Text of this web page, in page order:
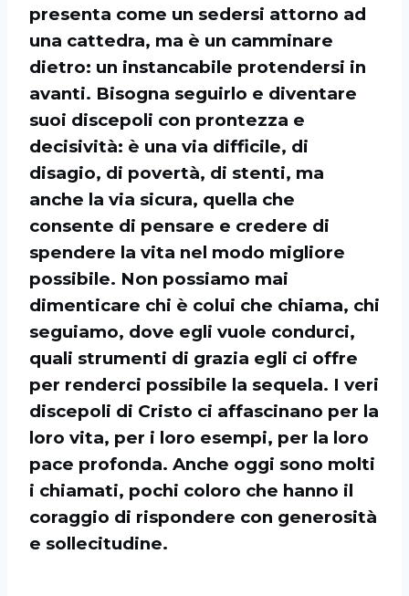
presenta come un sedersi attorno ad
una cattedra, ma è un camminare
dietro: un instancabile protendersi in
avanti. Bisogna seguirlo e diventare
suoi discepoli con prontezza e
decisività: è una via difficile, di
disagio, di povertà, di stenti, ma
anche la via sicura, quella che
consente di pensare e credere di
spendere la vita nel modo migliore
possibile. Non possiamo mai
dimenticare chi è colui che chiama, chi
seguiamo, dove egli vuole condurci,
quali strumenti di grazia egli ci offre
per renderci possibile la sequela. I veri
discepoli di Cristo ci affascinano per la
loro vita, per i loro esempi, per la loro
pace profonda. Anche oggi sono molti
i chiamati, pochi coloro che hanno il
coraggio di rispondere con generosità
e sollecitudine.